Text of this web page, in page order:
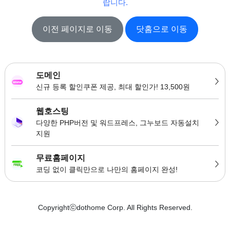
랍니다.
이전 페이지로 이동 닷홈으로 이동
도메인
신규 등록 할인쿠폰 제공, 최대 할인가! 13,500원
웹호스팅
다양한 PHP버전 및 워드프레스, 그누보드 자동설치
지원
무료홈페이지
코딩 없이 클릭만으로 나만의 홈페이지 완성!
Copyrightⓒdothome Corp. All Rights Reserved.